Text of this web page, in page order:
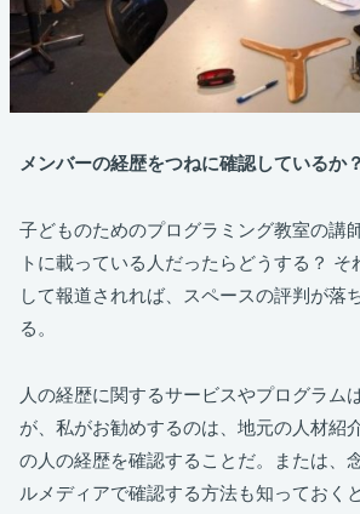
メンバーの経歴をつねに確認しているか？
子どものためのプログラミング教室の講
トに載っている人だったらどうする？ そ
して報道されれば、スペースの評判が落
る。
人の経歴に関するサービスやプログラム
が、私がお勧めするのは、地元の人材紹
の人の経歴を確認することだ。または、
ルメディアで確認する方法も知っておく